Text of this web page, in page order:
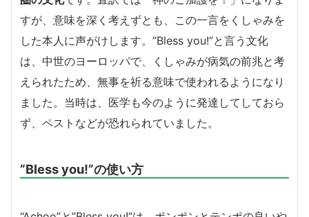
すが、意味を深く考えずとも、この一言をくしゃみを
した本人に声がけします。”Bless you!”と言う文化
は、中世のヨーロッパで、くしゃみが病気の前兆と考
えられたため、無事を祈る意味で使われるようになり
ました。当時は、医学も今のように発達してしておら
ず、ペストなどが恐れられていました。
”Bless you!”の使い方